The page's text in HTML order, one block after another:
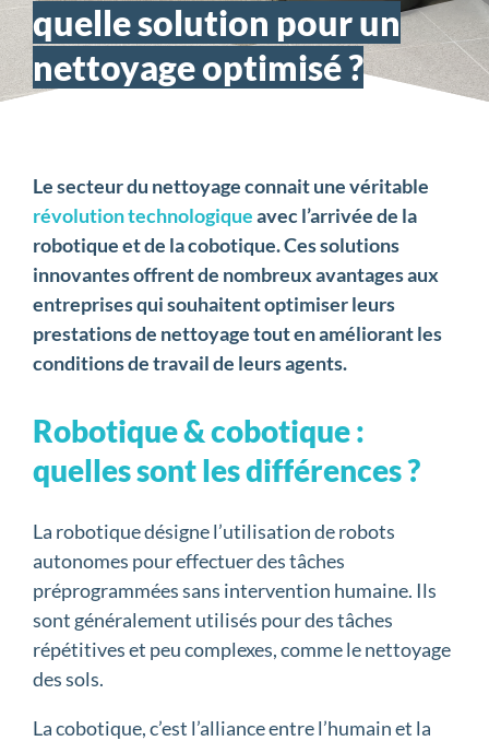
quelle solution pour un
nettoyage optimisé ?
Le secteur du nettoyage connait une véritable
révolution technologiqueavec l’arrivée de la
robotique et de la cobotique. Ces solutions
innovantes offrent de nombreux avantages aux
entreprises qui souhaitent optimiser leurs
prestations de nettoyage tout en améliorant les
conditions de travail de leurs agents.
Robotique & cobotique :
quelles sont les différences ?
La robotique désigne l’utilisation de robots
autonomes pour effectuer des tâches
préprogrammées sans intervention humaine. Ils
sont généralement utilisés pour des tâches
répétitives et peu complexes, comme le nettoyage
des sols.
La cobotique, c’est l’alliance entre l’humain et la